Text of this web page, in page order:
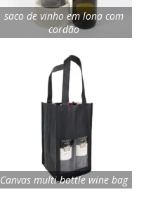
saco de vinho em lona com
cordão
Canvas multi-bottle wine bag